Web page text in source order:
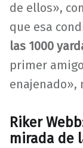
de ellos»,
que esa
las 1000
primer
enajenado»,
Riker
mirada de